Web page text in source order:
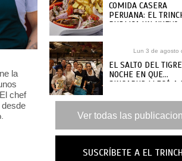
la
chef
COMIDA CASERA
PERUANA: EL
PUBLICA UN NUEVO
Lun 3 de agosto
EL SALTO DEL
NOCHE EN QUE
SINGAPUR LLEGÓ A
Ver todas las
SUSCRÍBETE A EL